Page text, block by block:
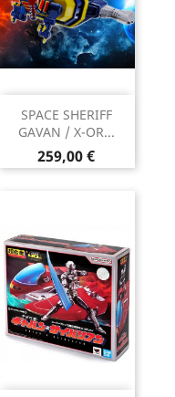
SPACE SHERIFF
GAVAN / X-OR...
Prix
259,00 €